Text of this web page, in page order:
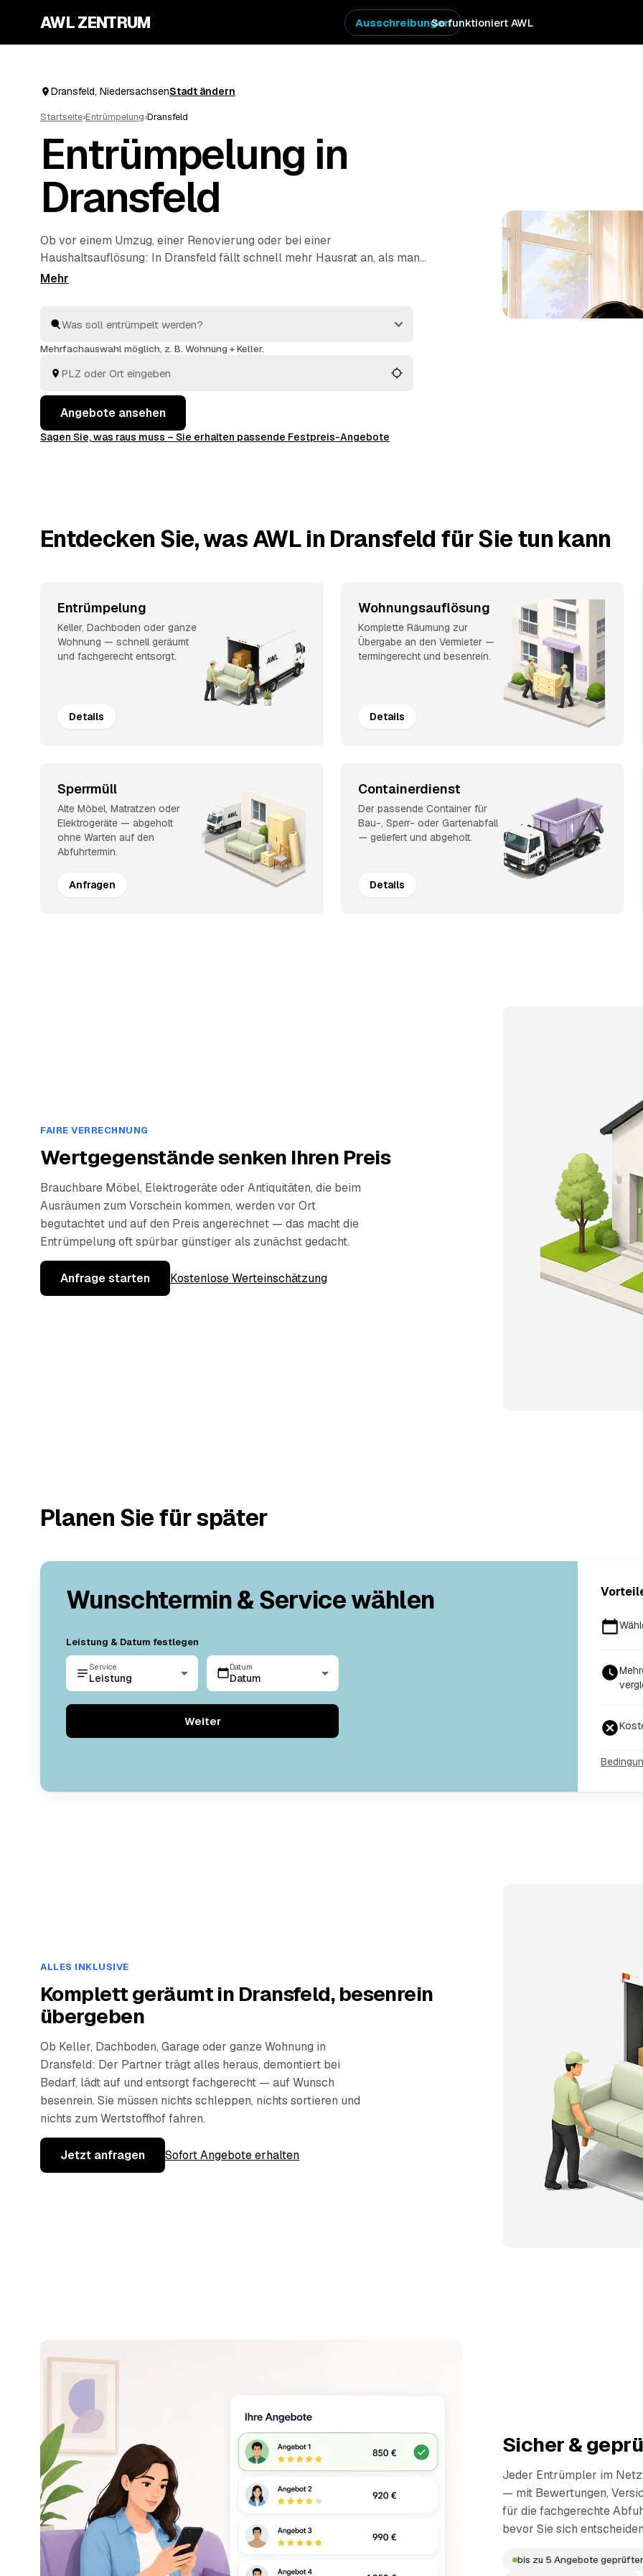
AWL ZENTRUM So funktioniert AWL
Ausschreibungen
Dransfeld, NiedersachsenStadt ändern
Startseite›Entrümpelung›Dransfeld
Entrümpelung in
Dransfeld
Ob vor einem Umzug, einer Renovierung oder bei einer
Haushaltsauflösung: In Dransfeld fällt schnell mehr Hausrat an, als man
allein wegbekommt. Über AWL geben Sie mit wenigen Klicks an, was
finden Sie ohne langes Suchen den richtigen Partner und müssen keine
Preise im Voraus raten.
Mehrfachauswahl möglich, z. B. Wohnung + Keller.
Angebote ansehen
Sagen Sie, was raus muss – Sie erhalten passende Festpreis-Angebote
Entdecken Sie, was AWL in Dransfeld für Sie tun kann
Entrümpelung
Keller, Dachboden oder ganze
Wohnung — schnell geräumt
und fachgerecht entsorgt.
Details
Wohnungsauflösung
Komplette Räumung zur
Übergabe an den Vermieter —
termingerecht und besenrein.
Details
Sperrmüll
Alte Möbel, Matratzen oder
Elektrogeräte — abgeholt
ohne Warten auf den
Abfuhrtermin.
Anfragen
Containerdienst
Der passende Container für
Bau-, Sperr- oder Gartenabfall
— geliefert und abgeholt.
Details
FAIRE VERRECHNUNG
Wertgegenstände senken Ihren Preis
Brauchbare Möbel, Elektrogeräte oder Antiquitäten, die beim
Ausräumen zum Vorschein kommen, werden vor Ort
begutachtet und auf den Preis angerechnet — das macht die
Entrümpelung oft spürbar günstiger als zunächst gedacht.
Anfrage starten Kostenlose Werteinschätzung
Planen Sie für später
Wunschtermin & Service wählen
Leistung & Datum festlegen
Service
Leistung
Datum
Datum
Weiter
ALLES INKLUSIVE
Komplett geräumt in Dransfeld, besenrein
übergeben
Ob Keller, Dachboden, Garage oder ganze Wohnung in
Dransfeld: Der Partner trägt alles heraus, demontiert bei
Bedarf, lädt auf und entsorgt fachgerecht — auf Wunsch
besenrein. Sie müssen nichts schleppen, nichts sortieren und
nichts zum Wertstoffhof fahren.
Jetzt anfragen Sofort Angebote erhalten
Sicher &
Jeder Entrümpler im
— mit Bewertungen,
für die fachgerechte
bevor Sie sich
bis zu 5 Angebote